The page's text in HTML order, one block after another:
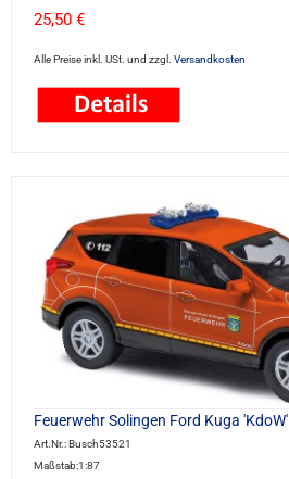
25,50 €
Alle Preise inkl. USt. und zzgl. Versandkosten
Feuerwehr Solingen Ford Kuga 'KdoW'
Art.Nr.: Busch53521
Maßstab:1:87